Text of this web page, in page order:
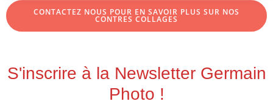
CONTACTEZ NOUS POUR EN SAVOIR PLUS SUR NOS
CONTRES COLLAGES
S'inscrire à la Newsletter Germain
Photo !